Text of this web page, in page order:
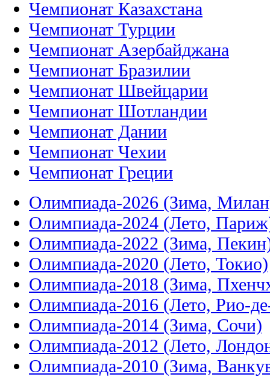
Чемпионат Казахстана
Чемпионат Турции
Чемпионат Азербайджана
Чемпионат Бразилии
Чемпионат Швейцарии
Чемпионат Шотландии
Чемпионат Дании
Чемпионат Чехии
Чемпионат Греции
Олимпиада-2026 (Зима,
Олимпиада-2024 (Лето,
Олимпиада-2022 (Зима,
Олимпиада-2020 (Лето, Токио)
Олимпиада-2018 (Зима,
Олимпиада-2016 (Лето, Рио-
Олимпиада-2014 (Зима, Сочи)
Олимпиада-2012 (Лето,
Олимпиада-2010 (Зима,